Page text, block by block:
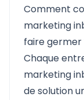
Comment
marketing
faire germer
Chaque
marketing
de solution